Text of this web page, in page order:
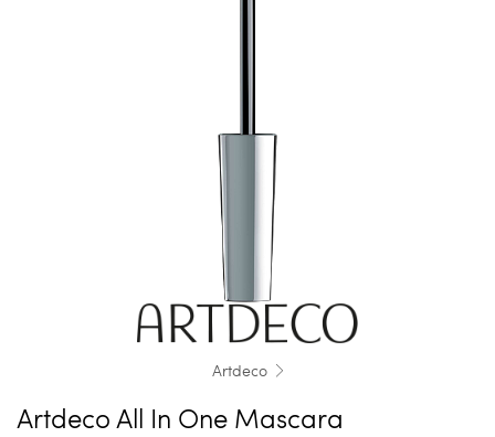
Artdeco
Artdeco All In One Mascara